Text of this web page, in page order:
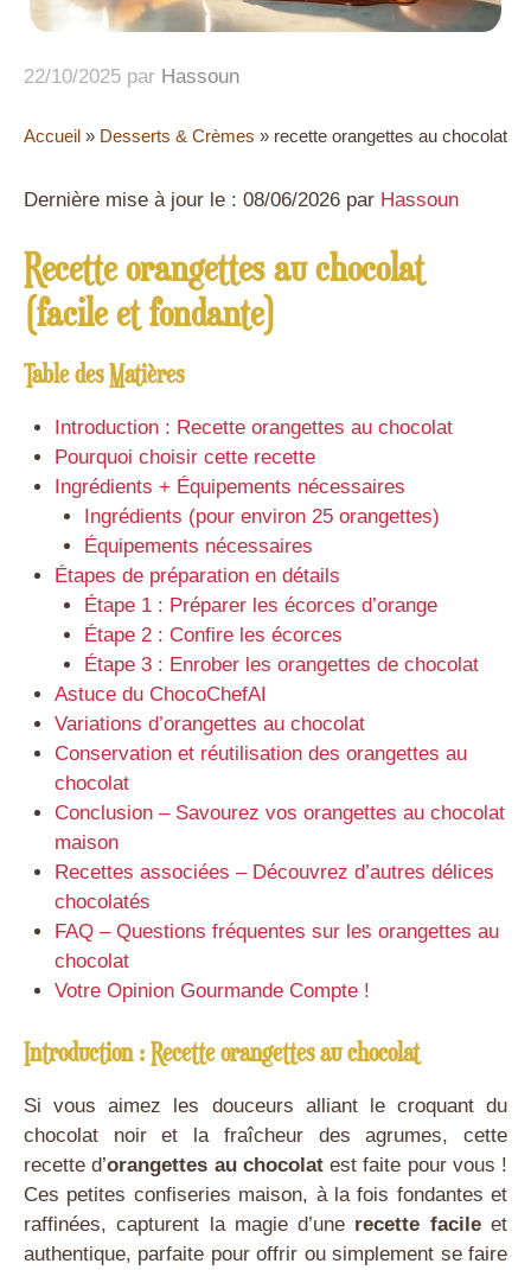
22/10/2025 par Hassoun
Accueil » Desserts & Crèmes » recette orangettes au chocolat
Dernière mise à jour le : 08/06/2026 par Hassoun
Recette orangettes au chocolat
(facile et fondante)
Table des Matières
Introduction : Recette orangettes au chocolat
Pourquoi choisir cette recette
Ingrédients + Équipements nécessaires
Ingrédients (pour environ 25 orangettes)
Équipements nécessaires
Étapes de préparation en détails
Étape 1 : Préparer les écorces d’orange
Étape 2 : Confire les écorces
Étape 3 : Enrober les orangettes de chocolat
Astuce du ChocoChefAI
Variations d’orangettes au chocolat
Conservation et réutilisation des orangettes au
chocolat
Conclusion – Savourez vos orangettes au chocolat
maison
Recettes associées – Découvrez d’autres délices
chocolatés
FAQ – Questions fréquentes sur les orangettes au
chocolat
Votre Opinion Gourmande Compte !
Introduction : Recette orangettes au chocolat
Si vous aimez les douceurs alliant le croquant du
chocolat noir et la fraîcheur des agrumes, cette
recette d’orangettes au chocolatest faite pour vous !
Ces petites confiseries maison, à la fois fondantes et
raffinées, capturent la magie d’une recette facileet
authentique, parfaite pour offrir ou simplement se faire